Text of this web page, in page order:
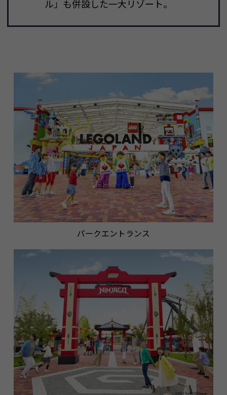
ル」も併設した一大リゾート。
パークエントランス